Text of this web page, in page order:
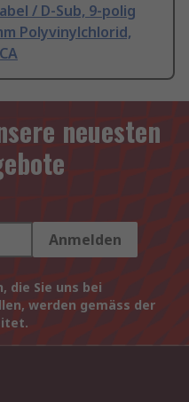
/ D-Sub, 9-polig
Polyvinylchlorid,
neuesten
Anmelden
die Sie uns bei
werden gemäss der